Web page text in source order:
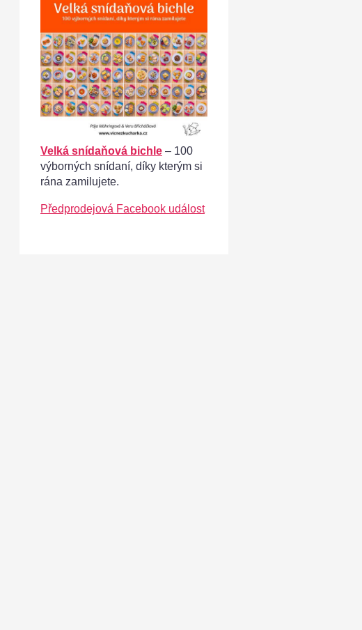
Velká snídaňová bichle – 100
výborných snídaní, díky kterým si
rána zamilujete.
Předprodejová Facebook událost